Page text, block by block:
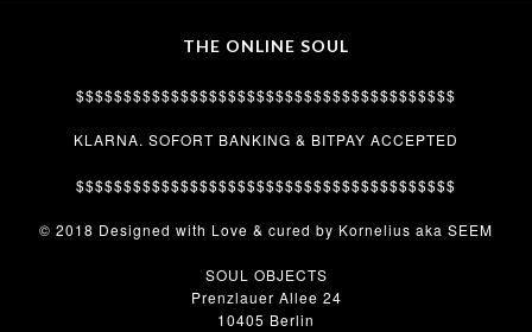
THE ONLINE SOUL
$$$$$$$$$$$$$$$$$$$$$$$$$$$$$$$$$$$$$$$$
KLARNA. SOFORT BANKING & BITPAY ACCEPTED
$$$$$$$$$$$$$$$$$$$$$$$$$$$$$$$$$$$$$$$$
© 2018 Designed with Love & cured by Kornelius aka SEEM
SOUL OBJECTS
Prenzlauer Allee 24
10405 Berlin